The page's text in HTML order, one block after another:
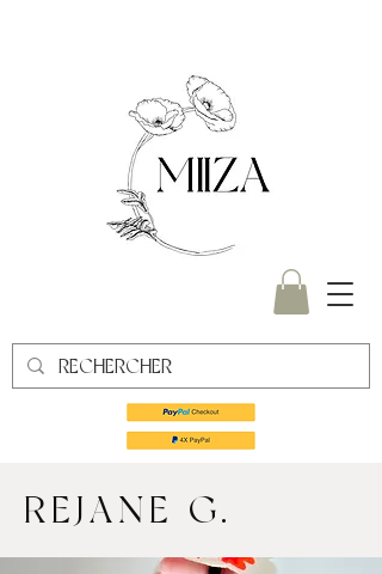
REJANE G.